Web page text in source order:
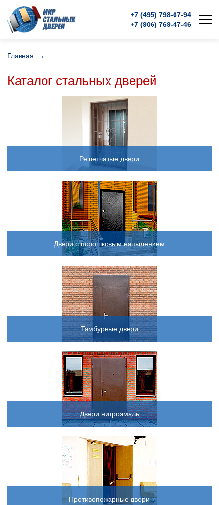
+7 (495) 798-67-94
+7 (906) 769-47-46
Главная →
Каталог стальных дверей
Решетчатые двери
Двери с порошковым напылением
Тамбурные двери
Двери нитроэмаль
Противопожарные двери